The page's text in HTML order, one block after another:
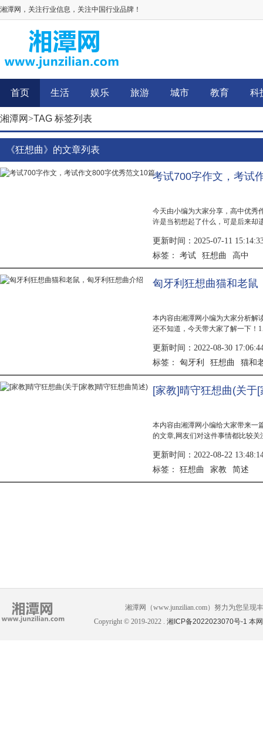
湘潭网，关注行业信息，关注中国行业品牌！
首页 生活 娱乐 旅游 城市 教育 科
湘潭网>TAG 标签列表
《狂想曲》的文章列表
考试700字作文，考试
今天由小编为大家分享，高中优秀
许是当初想起了什么，可是后来却
近，把...
更新时间：2025-07-11
标签： 考试 狂想曲 高中
匈牙利狂想曲猫和老鼠
本内容由湘潭网小编为大家分析解
还不知道，今天带大家了解一下！
慢”，是独舞的音乐。4、后一部分
更新时间：2022-08-30
标签： 匈牙利 狂想曲 猫和
[家教]晴守狂想曲(关于
本内容由湘潭网小编给大家带来一
的文章,网友们对这件事情都比较
尘。 文章到此就分享结束，希望对
更新时间：2022-08-22
标签： 狂想曲 家教 简述
湘潭网（www.junzilian.com）努力为您呈现
Copyright © 2019-2022 . 湘ICP备2022023070号-1 本